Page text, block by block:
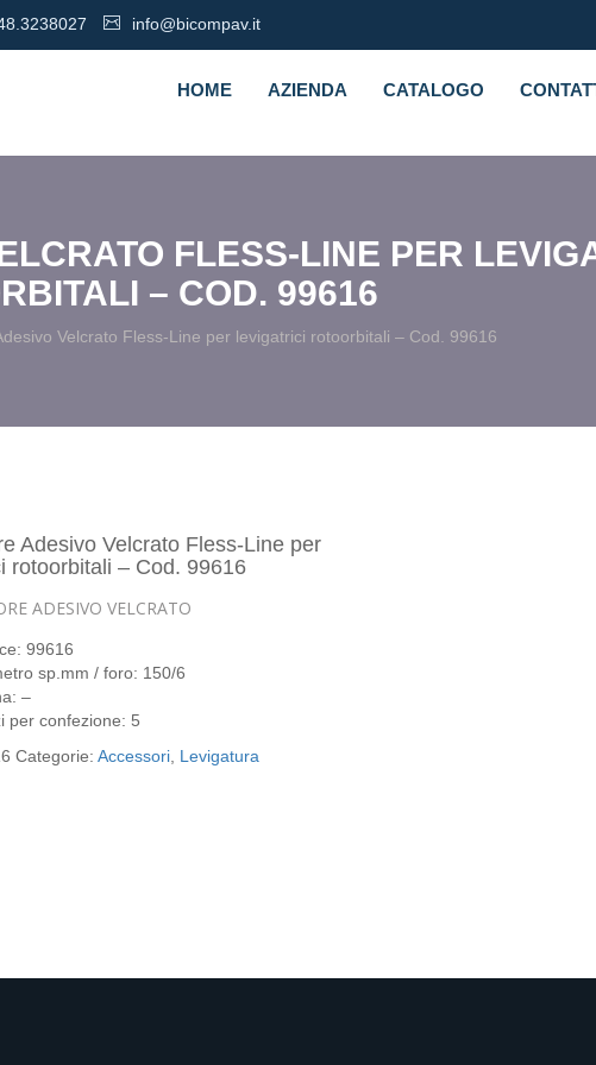
info@bicompav.it
HOME AZIENDA CATALOGO
FLESS-LINE PER
– COD. 99616
Velcrato Fless-Line per levigatrici rotoorbitali – Cod. 99616
Adesivo Velcrato Fless-Line per
rotoorbitali – Cod. 99616
ADESIVO VELCRATO
99616
sp.mm / foro: 150/6
–
per confezione: 5
Categorie: Accessori, Levigatura